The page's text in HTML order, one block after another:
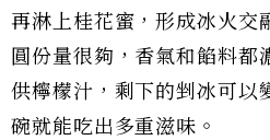
再淋上桂花蜜，形成冰火交
圓份量很夠，香氣和餡料都
供檸檬汁，剩下的剉冰可以
碗就能吃出多重滋味。